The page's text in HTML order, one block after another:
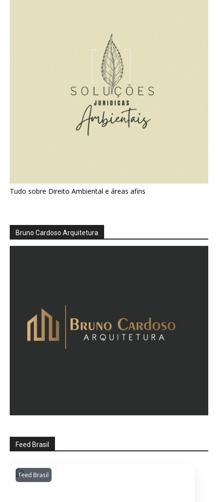
Tudo sobre Direito Ambiental e áreas afins
Bruno Cardoso Arquitetura
Feed Brasil
Feed BrasilAmazonianarede
1053